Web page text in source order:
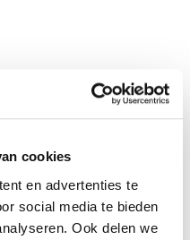
cookies
en advertenties te
social media te bieden
Ook delen we